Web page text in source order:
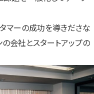
タマーの成功を導きださな
の会社とスタートアップの